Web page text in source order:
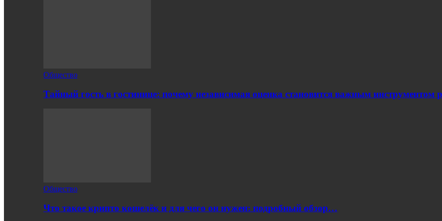
Общество
Тайный гость в гостинице: почему независимая оценка становится важным инструментом
Общество
Что такое крипто кошелёк и для чего он нужен: подробный обзор…